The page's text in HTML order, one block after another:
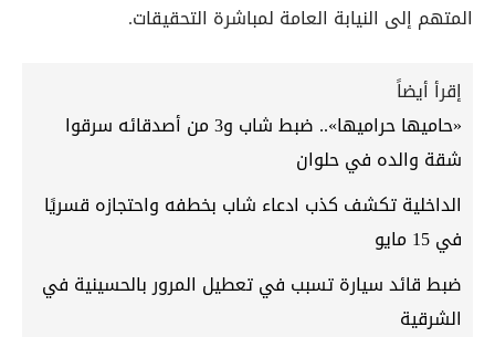
المتهم إلى النيابة العامة لمباشرة التحقيقات.
إقرأ أيضاً
«حاميها حراميها».. ضبط شاب و3 من أصدقائه سرقوا
شقة والده في حلوان
الداخلية تكشف كذب ادعاء شاب بخطفه واحتجازه قسريًا
في 15 مايو
ضبط قائد سيارة تسبب في تعطيل المرور بالحسينية في
الشرقية